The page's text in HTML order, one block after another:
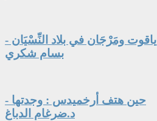
ياقوت ومَرْجَان في بلاد النِّسْيَان -
بسام شكري
حين هتف أرخميدس : وجدتها -
د.ضرغام الدباغ